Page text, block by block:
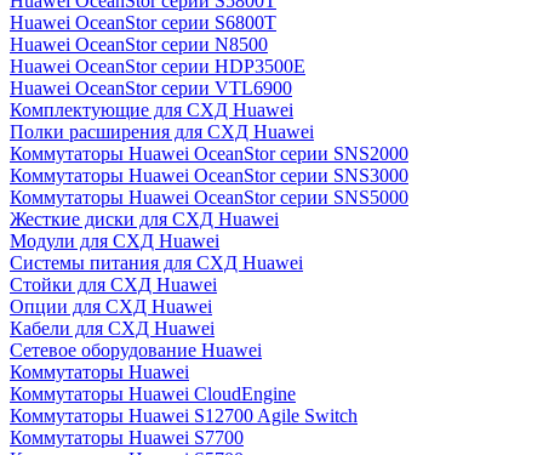
Huawei OceanStor серии S6800T
Huawei OceanStor серии N8500
Huawei OceanStor серии HDP3500E
Huawei OceanStor серии VTL6900
Комплектующие для СХД Huawei
Полки расширения для СХД Huawei
Коммутаторы Huawei OceanStor серии SNS2000
Коммутаторы Huawei OceanStor серии SNS3000
Коммутаторы Huawei OceanStor серии SNS5000
Жесткие диски для СХД Huawei
Модули для СХД Huawei
Системы питания для СХД Huawei
Стойки для СХД Huawei
Опции для СХД Huawei
Кабели для СХД Huawei
Сетевое оборудование Huawei
Коммутаторы Huawei
Коммутаторы Huawei CloudEngine
Коммутаторы Huawei S12700 Agile Switch
Коммутаторы Huawei S7700